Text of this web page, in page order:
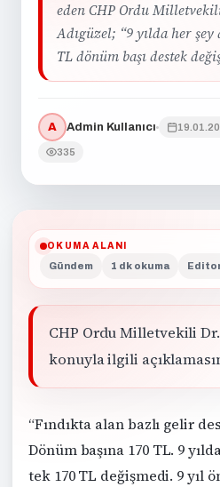
eden CHP Ordu
Adıgüzel; “9 yılda her
TL dönüm başı destek
A Admin Kullanıcı
335
OKUMA ALANI
Gündem 1 dk okuma
CHP Ordu Milletvekili
konuyla ilgili
“Fındıkta alan bazlı gelir
Dönüm başına 170 TL. 9
tek 170 TL değişmedi. 9 yıl